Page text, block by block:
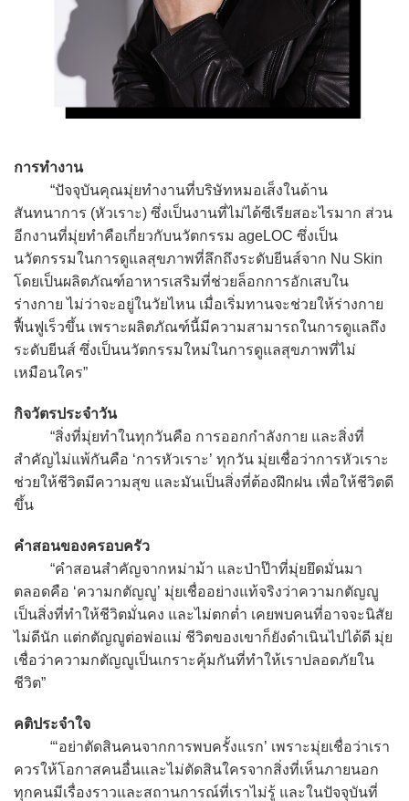
การทำงาน
“ปัจจุบันคุณมุ่ยทำงานที่บริษัทหมอเส็งในด้าน
สันทนาการ (หัวเราะ) ซึ่งเป็นงานที่ไม่ได้ซีเรียสอะไรมาก ส่วน
อีกงานที่มุ่ยทำคือเกี่ยวกับนวัตกรรม ageLOC ซึ่งเป็น
นวัตกรรมในการดูแลสุขภาพที่ลึกถึงระดับยีนส์จาก Nu Skin
โดยเป็นผลิตภัณฑ์อาหารเสริมที่ช่วยล็อกการอักเสบใน
ร่างกาย ไม่ว่าจะอยู่ในวัยไหน เมื่อเริ่มทานจะช่วยให้ร่างกาย
ฟื้นฟูเร็วขึ้น เพราะผลิตภัณฑ์นี้มีความสามารถในการดูแลถึง
ระดับยีนส์ ซึ่งเป็นนวัตกรรมใหม่ในการดูแลสุขภาพที่ไม่
เหมือนใคร”
กิจวัตรประจำวัน
“สิ่งที่มุ่ยทำในทุกวันคือ การออกกำลังกาย และสิ่งที่
สำคัญไม่แพ้กันคือ ‘การหัวเราะ’ ทุกวัน มุ่ยเชื่อว่าการหัวเราะ
ช่วยให้ชีวิตมีความสุข และมันเป็นสิ่งที่ต้องฝึกฝน เพื่อให้ชีวิตดี
ขึ้น
คำสอนของครอบครัว
“คำสอนสำคัญจากหม่าม้า และป่าป๊าที่มุ่ยยึดมั่นมา
ตลอดคือ ‘ความกตัญญู’ มุ่ยเชื่ออย่างแท้จริงว่าความกตัญญู
เป็นสิ่งที่ทำให้ชีวิตมั่นคง และไม่ตกต่ำ เคยพบคนที่อาจจะนิสัย
ไม่ดีนัก แต่กตัญญูต่อพ่อแม่ ชีวิตของเขาก็ยังดำเนินไปได้ดี มุ่ย
เชื่อว่าความกตัญญูเป็นเกราะคุ้มกันที่ทำให้เราปลอดภัยใน
ชีวิต”
คติประจำใจ
“‘อย่าตัดสินคนจากการพบครั้งแรก’ เพราะมุ่ยเชื่อว่าเรา
ควรให้โอกาสคนอื่นและไม่ตัดสินใครจากสิ่งที่เห็นภายนอก
ทุกคนมีเรื่องราวและสถานการณ์ที่เราไม่รู้ และในปัจจุบันที่